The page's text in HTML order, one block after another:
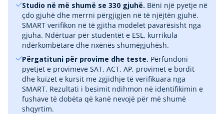
Studio në më shumë se 330 gjuhë. Bëni një pyetje në
çdo gjuhë dhe merrni përgjigjen në të njëjtën gjuhë.
SMART verifikon në të gjitha modelet pavarësisht nga
gjuha. Ndërtuar për studentët e ESL, kurrikula
ndërkombëtare dhe nxënës shumëgjuhësh.
Përgatituni për provime dhe teste. Përfundoni
pyetjet e provimeve SAT, ACT, AP, provimet e bordit
dhe kuizet e kursit me zgjidhje të verifikuara nga
SMART. Rezultati i besimit ndihmon në identifikimin e
fushave të dobëta që kanë nevojë për më shumë
shqyrtim.